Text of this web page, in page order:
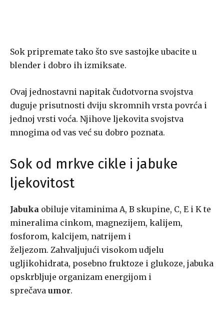
Sok pripremate tako što sve sastojke ubacite u
blender i dobro ih izmiksate.
Ovaj jednostavni napitak čudotvorna svojstva
duguje prisutnosti dviju skromnih vrsta povrća i
jednoj vrsti voća. Njihove ljekovita svojstva
mnogima od vas već su dobro poznata.
Sok od mrkve cikle i jabuke
ljekovitost
Jabuka obiluje vitaminima A, B skupine, C, E i K te
mineralima cinkom, magnezijem, kalijem,
fosforom, kalcijem, natrijem i
željezom. Zahvaljujući visokom udjelu
ugljikohidrata, posebno fruktoze i glukoze, jabuka
opskrbljuje organizam energijom i
sprečava umor.